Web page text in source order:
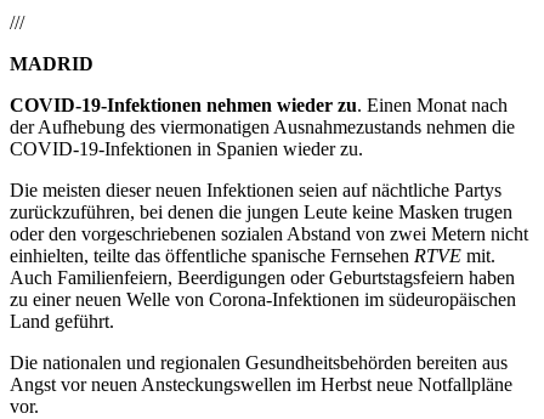
///
MADRID
COVID-19-Infektionen nehmen wieder zu. Einen Monat nach
der Aufhebung des viermonatigen Ausnahmezustands nehmen die
COVID-19-Infektionen in Spanien wieder zu.
Die meisten dieser neuen Infektionen seien auf nächtliche Partys
zurückzuführen, bei denen die jungen Leute keine Masken trugen
oder den vorgeschriebenen sozialen Abstand von zwei Metern nicht
einhielten, teilte das öffentliche spanische Fernsehen RTVE mit.
Auch Familienfeiern, Beerdigungen oder Geburtstagsfeiern haben
zu einer neuen Welle von Corona-Infektionen im südeuropäischen
Land geführt.
Die nationalen und regionalen Gesundheitsbehörden bereiten aus
Angst vor neuen Ansteckungswellen im Herbst neue Notfallpläne
vor.